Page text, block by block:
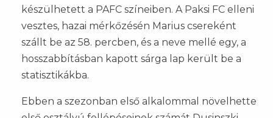
készülhetett a PAFC színeiben. A Paksi FC elleni
vesztes, hazai mérkőzésén Marius csereként
szállt be az 58. percben, és a neve mellé egy, a
hosszabbításban kapott sárga lap került be a
statisztikákba.
Ebben a szezonban első alkalommal növelhette